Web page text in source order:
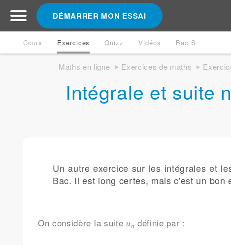
DÉMARRER MON ESSAI
Cours Exercices Quizz Vidéos Bac S
Maths en ligne Exercices de maths
Intégrale et suite
Un autre exercice sur les intégrales et
Bac. Il est long certes, mais c'est un
On considère la suite un définie par :